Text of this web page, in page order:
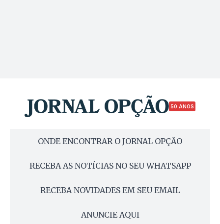
50 ANOS
ONDE ENCONTRAR O JORNAL OPÇÃO
RECEBA AS NOTÍCIAS NO SEU WHATSAPP
RECEBA NOVIDADES EM SEU EMAIL
ANUNCIE AQUI